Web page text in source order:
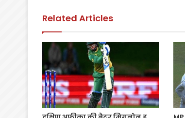
o
k
p
Related Articles